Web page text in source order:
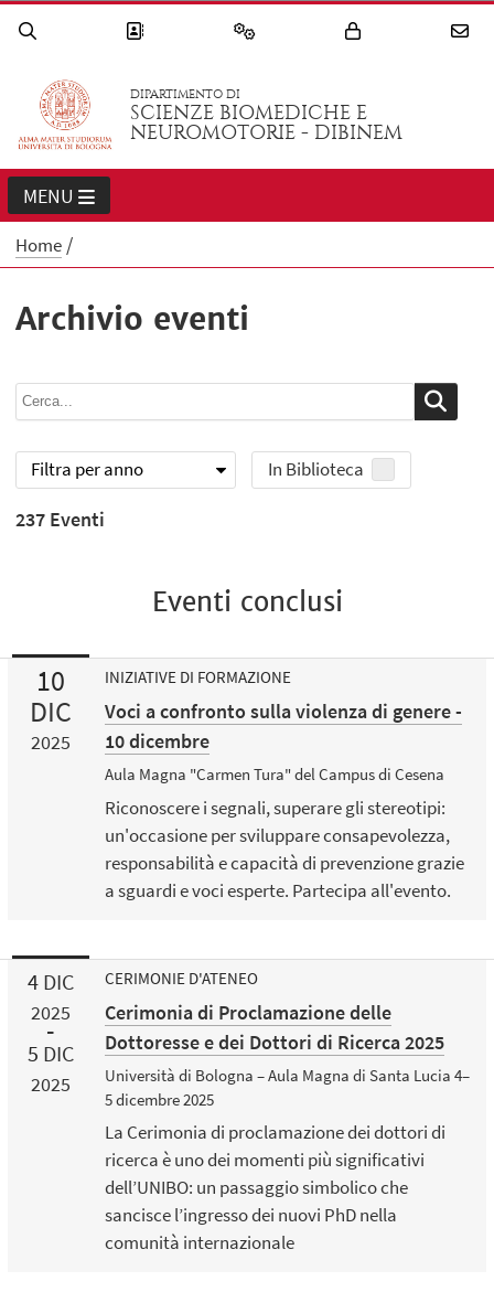
DIPARTIMENTO DI
SCIENZE BIOMEDICHE E
NEUROMOTORIE - DIBINEM
MENU
Home
Archivio eventi
Filtra per anno In Biblioteca
237 Eventi
Eventi conclusi
10
DIC
2025
INIZIATIVE DI FORMAZIONE
Voci a confronto sulla violenza di genere -
10 dicembre
Aula Magna "Carmen Tura" del Campus di Cesena
Riconoscere i segnali, superare gli stereotipi:
un'occasione per sviluppare consapevolezza,
responsabilità e capacità di prevenzione grazie
a sguardi e voci esperte. Partecipa all'evento.
4 DIC
2025
5 DIC
2025
CERIMONIE D'ATENEO
Cerimonia di Proclamazione delle
Dottoresse e dei Dottori di Ricerca 2025
Università di Bologna – Aula Magna di Santa Lucia 4–
5 dicembre 2025
La Cerimonia di proclamazione dei dottori di
ricerca è uno dei momenti più significativi
dell’UNIBO: un passaggio simbolico che
sancisce l’ingresso dei nuovi PhD nella
comunità internazionale